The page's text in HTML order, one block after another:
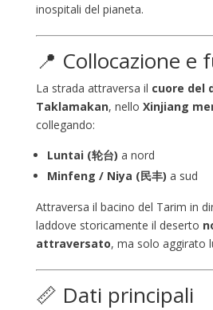
inospitali del pianeta.
📍 Collocazione e
La strada attraversa il cuore del
Taklamakan, nello Xinjiang
collegando:
Luntai (轮台) a nord
Minfeng / Niya (民丰) a sud
Attraversa il bacino del Tarim in
laddove storicamente il deserto
attraversato, ma solo aggirato
📏 Dati principali